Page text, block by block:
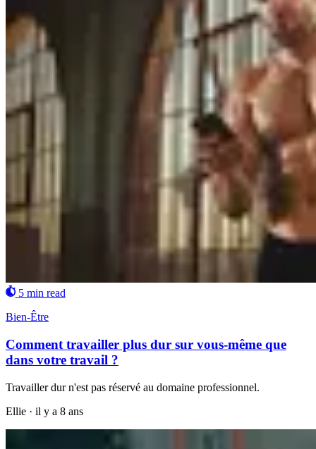
5 min read
Bien-Être
Comment travailler plus dur sur vous-même que
dans votre travail ?
Travailler dur n'est pas réservé au domaine professionnel.
Ellie · il y a 8 ans